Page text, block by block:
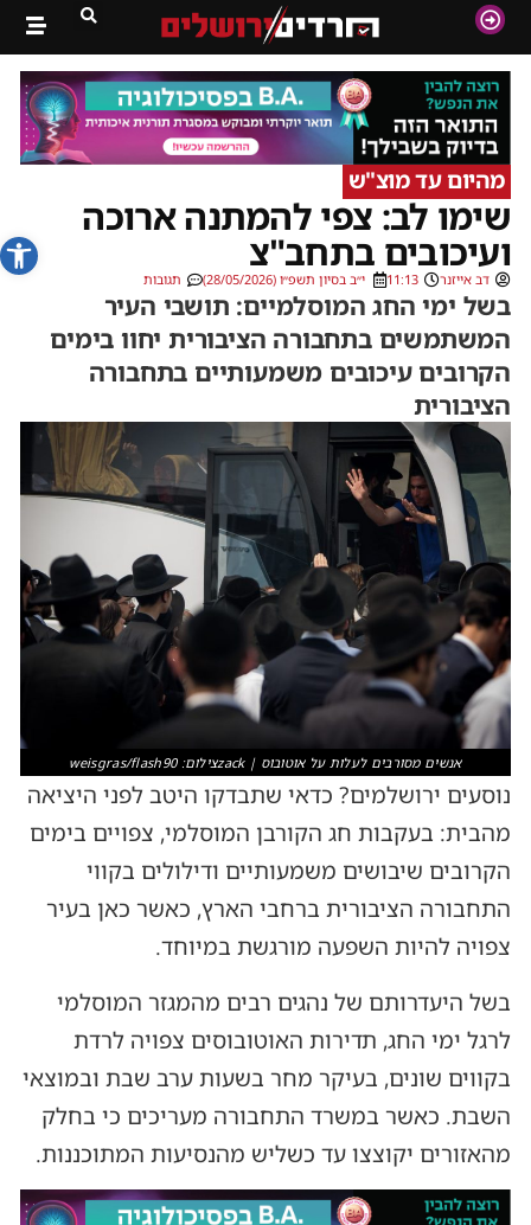
פתח
מהיום עד מוצ"ש
שימו לב: צפי להמתנה ארוכה
ועיכובים בתחב"צ
דב אייזנר 11:13 י״ב בסיון תשפ״ו (28/05/2026) תגובות
בשל ימי החג המוסלמיים: תושבי העיר
המשתמשים בתחבורה הציבורית יחוו בימים
הקרובים עיכובים משמעותיים בתחבורה
הציבורית
אנשים מסורבים לעלות על אוטובוס | zackצילום: weisgras/flash90
נוסעים ירושלמים? כדאי שתבדקו היטב לפני היציאה
מהבית: בעקבות חג הקורבן המוסלמי, צפויים בימים
הקרובים שיבושים משמעותיים ודילולים בקווי
התחבורה הציבורית ברחבי הארץ, כאשר כאן בעיר
צפויה להיות השפעה מורגשת במיוחד.
בשל היעדרותם של נהגים רבים מהמגזר המוסלמי
לרגל ימי החג, תדירות האוטובוסים צפויה לרדת
בקווים שונים, בעיקר מחר בשעות ערב שבת ובמוצאי
השבת. כאשר במשרד התחבורה מעריכים כי בחלק
מהאזורים יקוצצו עד כשליש מהנסיעות המתוכננות.